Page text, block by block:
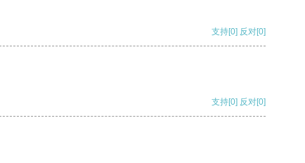
支持[0] 反对[0]
支持[0] 反对[0]